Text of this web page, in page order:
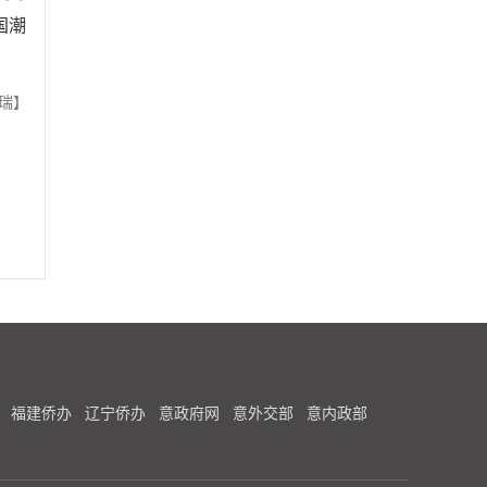
潮
】
福建侨办 辽宁侨办 意政府网 意外交部 意内政部